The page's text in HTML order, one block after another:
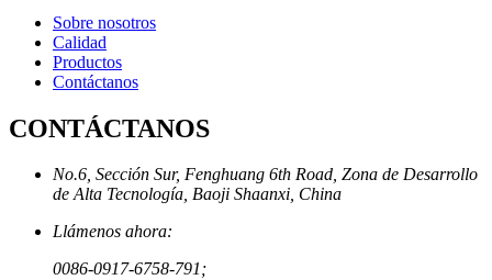
Sobre nosotros
Calidad
Productos
Contáctanos
CONTÁCTANOS
No.6, Sección Sur, Fenghuang 6th Road, Zona de Desarrollo
de Alta Tecnología, Baoji Shaanxi, China
Llámenos ahora:
0086-0917-6758-791;